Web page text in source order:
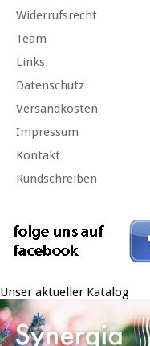
Widerrufsrecht
Team
Links
Datenschutz
Versandkosten
Impressum
Kontakt
Rundschreiben
Unser aktueller Katalog